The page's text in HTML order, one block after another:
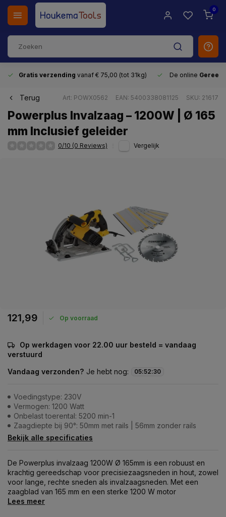
0
Gratis verzending vanaf € 75,00 (tot 31kg) De online
Terug Art: POWX0562 EAN: 5400338081125 SKU: 21617
Powerplus Invalzaag – 1200W | Ø 165
mm Inclusief geleider
0/10 (0 Reviews) Vergelijk
121,99 Op voorraad
Op werkdagen voor 22.00 uur besteld = vandaag
verstuurd
Vandaag verzonden? Je hebt nog: 05:52:30
Voedingstype: 230V
Vermogen: 1200 Watt
Onbelast toerental: 5200 min-1
Zaagdiepte bij 90°: 50mm met rails | 56mm zonder rails
Bekijk alle specificaties
De Powerplus invalzaag 1200W Ø 165mm is een robuust en
krachtig gereedschap voor precisiezaagsneden in hout, zowel
voor lange, rechte sneden als invalzaagsneden. Met een
zaagblad van 165 mm en een sterke 1200 W motor
Lees meer